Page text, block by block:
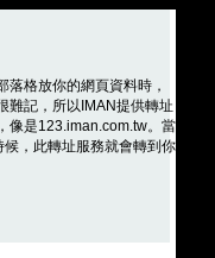
落格放你的網頁資料時，
難記，所以IMAN提供轉址
像是123.iman.com.tw。當
，此轉址服務就會轉到你